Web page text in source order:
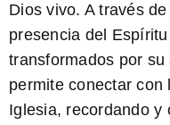
Dios vivo. A través
presencia del
transformados por
permite conectar
Iglesia, recordando y